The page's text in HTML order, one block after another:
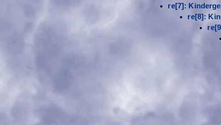
re[7]:
re[8]: